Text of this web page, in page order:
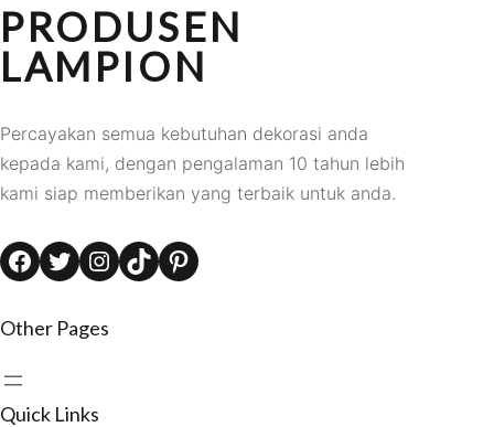
PRODUSEN
LAMPION
Percayakan semua kebutuhan dekorasi anda
kepada kami, dengan pengalaman 10 tahun lebih
kami siap memberikan yang terbaik untuk anda.
Facebook Twitter Instagram TikTok Pinterest
Other Pages
Quick Links